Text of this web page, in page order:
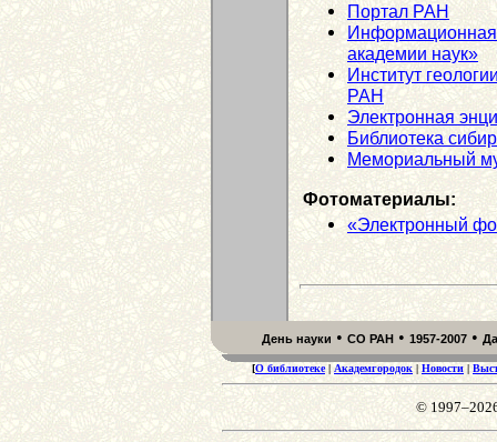
Портал РАН
Информационная
академии наук»
Институт
РАН
Электронная
Библиотека
Мемориальный
Фотоматериалы:
«Электронный
День науки • СО РАН • 1957-2007 •
[О библиотеке| Академгородок | Новости |
©